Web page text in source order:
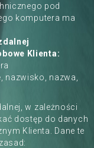
pod
komputera ma
Klienta:
nazwisko, nazwa,
w zależności
dostęp do danych
Klienta. Dane te